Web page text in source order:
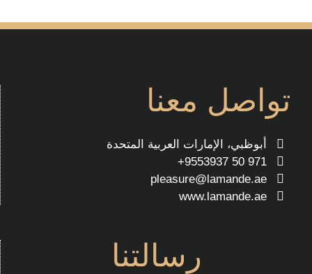
تواصل معنا
أبوظبي، الإمارات العربية المتحدة
971 50 9553937+
pleasure@lamande.ae
www.lamande.ae
رسالتنا